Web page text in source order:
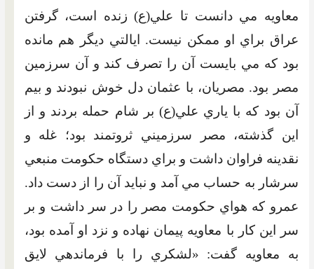
معاويه مي دانست تا علي(ع) زنده است، گرفتن
عراق براي او ممکن نيست. ايالتي ديگر هم مانده
بود که مي بايست آن را تصرف کند و آن سرزمين
مصر بود. مصريان، با عثمان دل خوش نبودند و بيم
آن بود که با ياري علي(ع) بر شام حمله بردند و از
اين گذشته، مصر سرزميني ثروتمند بود؛ غله و
نقدينه فراوان داشت و براي دستگاه حکومت منبعي
سرشار به حساب مي آمد و نبايد آن را از دست داد.
عمرو که هواي حکومت مصر را در سر داشت و بر
سر اين کار با معاويه پيمان نهاده و نزد او آمده بود،
به معاويه گفت: «لشکري را با فرماندهي لايق